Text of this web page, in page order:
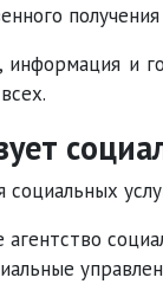
информация и
социальных
агентство